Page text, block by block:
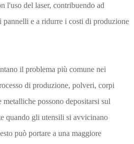
l'uso del laser, contribuendo ad
pannelli e a ridurre i costi di produzione
il problema più comune nei
di produzione, polveri, corpi
possono depositarsi sul
quando gli utensili si avvicinano
può portare a una maggiore